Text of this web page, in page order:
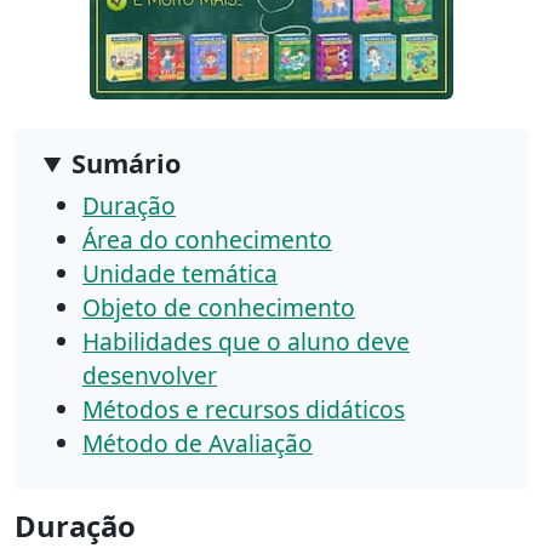
Sumário
Duração
Área do conhecimento
Unidade temática
Objeto de conhecimento
Habilidades que o aluno deve
desenvolver
Métodos e recursos didáticos
Método de Avaliação
Duração